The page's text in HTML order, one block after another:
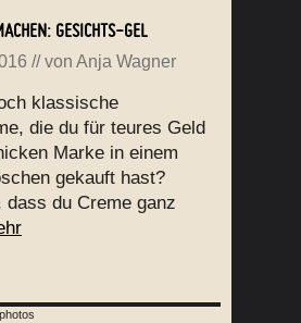
GESICHTS-GEL
// von Anja Wagner
klassische
die du für teures Geld
Marke in einem
gekauft hast?
du Creme ganz